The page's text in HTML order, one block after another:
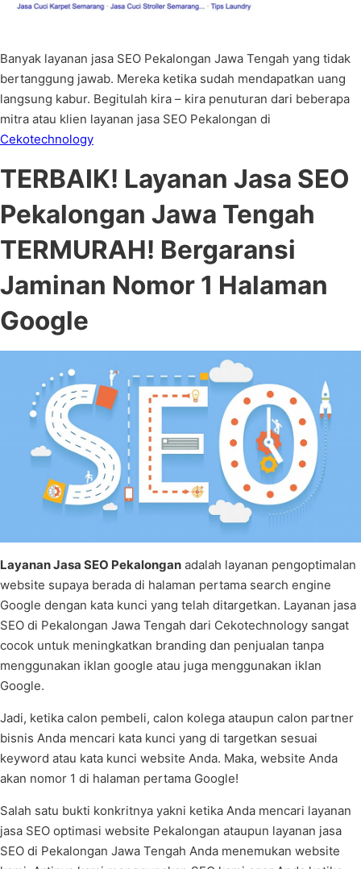
Banyak layanan jasa SEO Pekalongan Jawa Tengah yang tidak
bertanggung jawab. Mereka ketika sudah mendapatkan uang
langsung kabur. Begitulah kira – kira penuturan dari beberapa
mitra atau klien layanan jasa SEO Pekalongan di
Cekotechnology
TERBAIK! Layanan Jasa SEO
Pekalongan Jawa Tengah
TERMURAH! Bergaransi
Jaminan Nomor 1 Halaman
Google
Layanan Jasa SEO Pekalongan adalah layanan pengoptimalan
website supaya berada di halaman pertama search engine
Google dengan kata kunci yang telah ditargetkan. Layanan jasa
SEO di Pekalongan Jawa Tengah dari Cekotechnology sangat
cocok untuk meningkatkan branding dan penjualan tanpa
menggunakan iklan google atau juga menggunakan iklan
Google.
Jadi, ketika calon pembeli, calon kolega ataupun calon partner
bisnis Anda mencari kata kunci yang di targetkan sesuai
keyword atau kata kunci website Anda. Maka, website Anda
akan nomor 1 di halaman pertama Google!
Salah satu bukti konkritnya yakni ketika Anda mencari layanan
jasa SEO optimasi website Pekalongan ataupun layanan jasa
SEO di Pekalongan Jawa Tengah Anda menemukan website